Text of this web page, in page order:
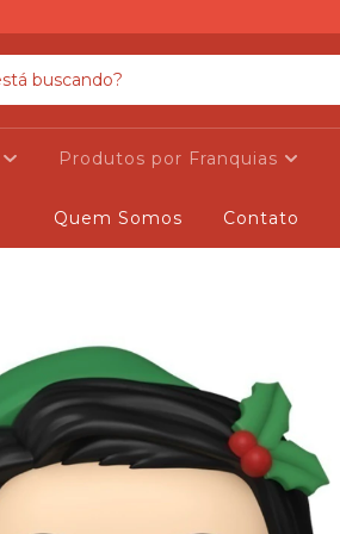
Produtos por Franquias
Quem Somos Contato